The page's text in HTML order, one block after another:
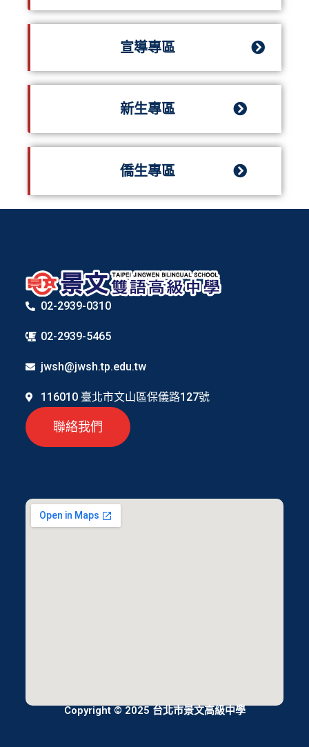
宣導專區
新生專區
僑生專區
02-2939-0310
02-2939-5465
jwsh@jwsh.tp.edu.tw
116010 臺北市文山區保儀路127號
聯絡我們
Copyright © 2025 台北市景文高級中學